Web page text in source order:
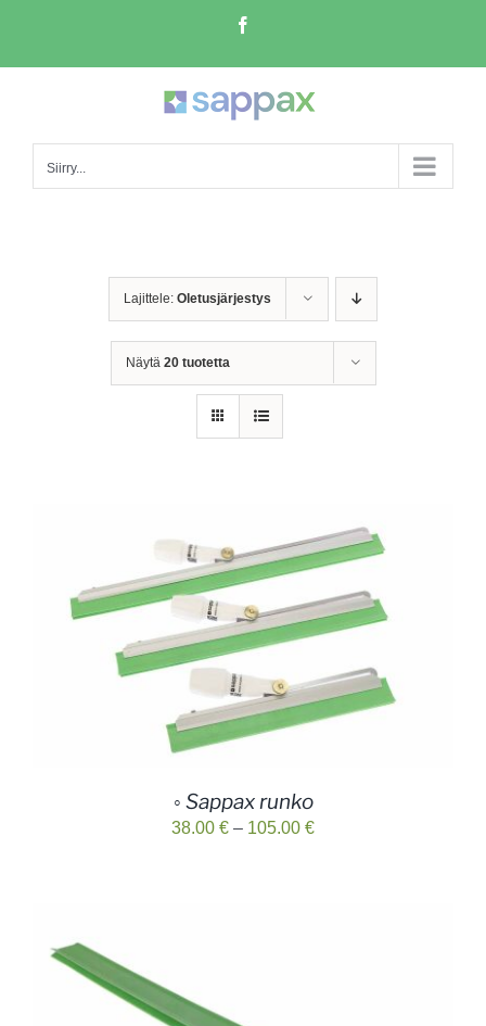
content
Siirry...
Lajittele: Oletusjärjestys
Näytä 20 tuotetta
◦ Sappax runko
38.00 € – 105.00 €Hintaluokka: